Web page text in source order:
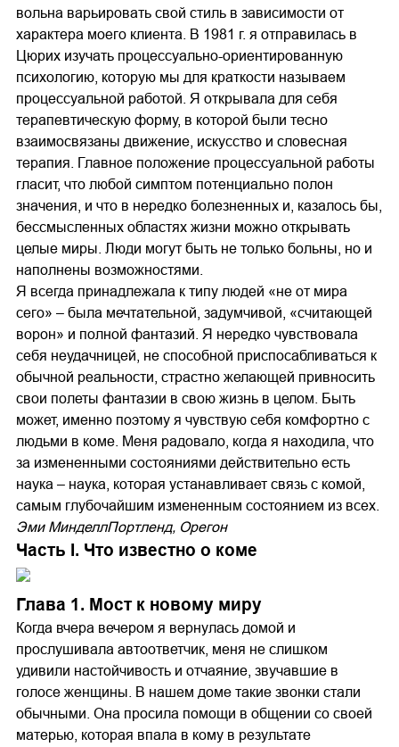
вольна варьировать свой стиль в зависимости от
характера моего клиента. В 1981 г. я отправилась в
Цюрих изучать процессуально-ориентированную
психологию, которую мы для краткости называем
процессуальной работой. Я открывала для себя
терапевтическую форму, в которой были тесно
взаимосвязаны движение, искусство и словесная
терапия. Главное положение процессуальной работы
гласит, что любой симптом потенциально полон
значения, и что в нередко болезненных и, казалось бы,
бессмысленных областях жизни можно открывать
целые миры. Люди могут быть не только больны, но и
наполнены возможностями.
Я всегда принадлежала к типу людей «не от мира
сего» – была мечтательной, задумчивой, «считающей
ворон» и полной фантазий. Я нередко чувствовала
себя неудачницей, не способной приспосабливаться к
обычной реальности, страстно желающей привносить
свои полеты фантазии в свою жизнь в целом. Быть
может, именно поэтому я чувствую себя комфортно с
людьми в коме. Меня радовало, когда я находила, что
за измененными состояниями действительно есть
наука – наука, которая устанавливает связь с комой,
самым глубочайшим измененным состоянием из всех.
Эми МинделлПортленд, Орегон
Часть I. Что известно о коме
Глава 1. Мост к новому миру
Когда вчера вечером я вернулась домой и
прослушивала автоответчик, меня не слишком
удивили настойчивость и отчаяние, звучавшие в
голосе женщины. В нашем доме такие звонки стали
обычными. Она просила помощи в общении со своей
матерью, которая впала в кому в результате